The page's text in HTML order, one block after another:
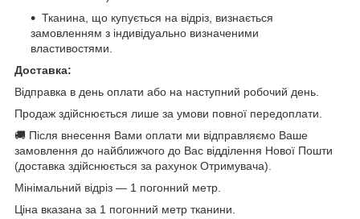
Тканина, що купується на відріз, визнається
замовленням з індивідуально визначеними
властивостями.
Доставка:
Відправка в день оплати або на наступний робочий день.
Продаж здійснюється лише за умови повної передоплати.
🚚 Після внесення Вами оплати ми відправляємо Ваше
замовлення до найближчого до Вас відділення Нової Пошти
(доставка здійснюється за рахунок Отримувача).
Мінімальний відріз — 1 погонний метр.
Ціна вказана за 1 погонний метр тканини.